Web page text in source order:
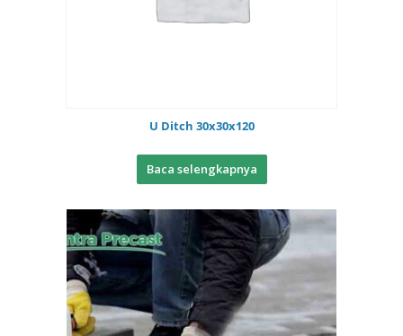
U Ditch 30x30x120
Baca selengkapnya